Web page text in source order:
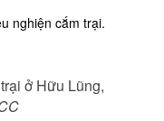
ở Hữu Lũng,